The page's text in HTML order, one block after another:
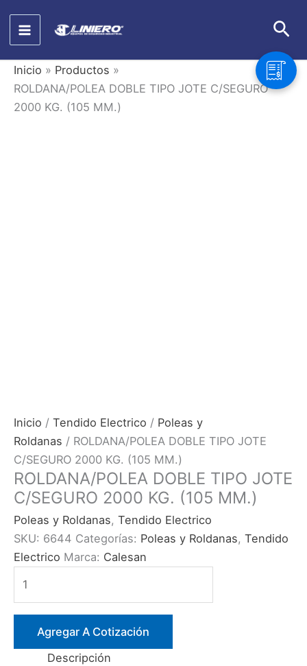
contenido
Inicio
Productos
ROLDANA/POLEA DOBLE TIPO JOTE C/SEGURO
2000 KG. (105 MM.)
Inicio / Tendido Electrico / Poleas y
Roldanas / ROLDANA/POLEA DOBLE TIPO JOTE
C/SEGURO 2000 KG. (105 MM.)
ROLDANA/POLEA DOBLE TIPO JOTE
C/SEGURO 2000 KG. (105 MM.)
Poleas y Roldanas, Tendido Electrico
SKU: 6644 Categorías: Poleas y Roldanas, Tendido
Electrico Marca: Calesan
DOBLE
TIPO
JOTE
C/SEGURO
Agregar A Cotización
Descripción